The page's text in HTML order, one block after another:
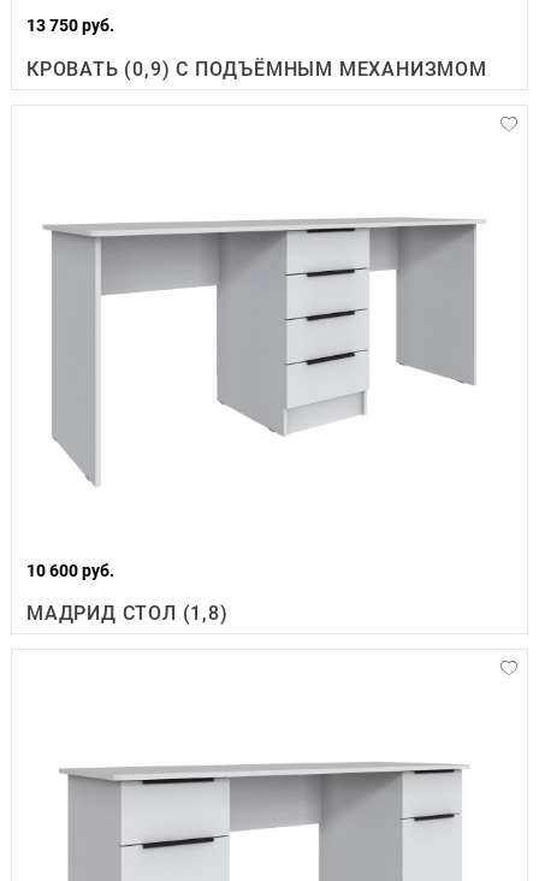
13 750 руб.
КРОВАТЬ (0,9) С ПОДЪЁМНЫМ МЕХАНИЗМОМ
10 600 руб.
МАДРИД СТОЛ (1,8)